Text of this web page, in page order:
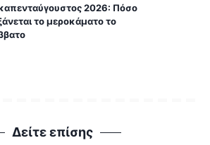
2026: Πόσο
το μεροκάματο το
Δείτε επίσης